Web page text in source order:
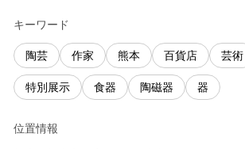
キーワード
陶芸 作家 熊本 百貨店 芸術
特別展示 食器 陶磁器 器
位置情報